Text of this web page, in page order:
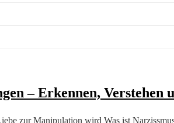
– Erkennen, Verstehen
zur Manipulation wird Was ist